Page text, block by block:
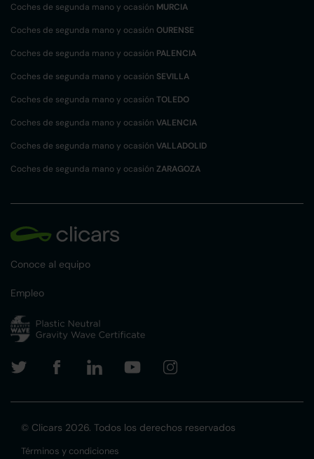
Coches de segunda mano y ocasión MURCIA
Coches de segunda mano y ocasión OURENSE
Coches de segunda mano y ocasión PALENCIA
Coches de segunda mano y ocasión SEVILLA
Coches de segunda mano y ocasión TOLEDO
Coches de segunda mano y ocasión VALENCIA
Coches de segunda mano y ocasión VALLADOLID
Coches de segunda mano y ocasión ZARAGOZA
Conoce al equipo
Empleo
© Clicars 2026. Todos los derechos reservados
Términos y condiciones